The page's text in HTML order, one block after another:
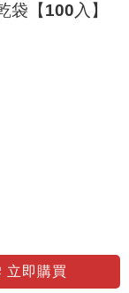
袋【100入】
立即購買